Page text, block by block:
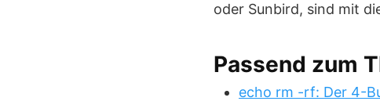
oder Sunbird, sind mit
Passend zum
echo rm -rf: Der 4-